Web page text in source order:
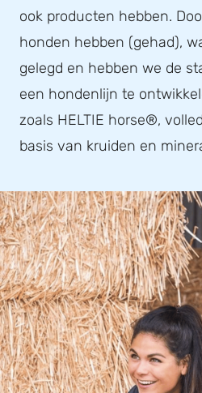
ook producten hebben.
honden hebben (gehad),
gelegd en hebben we de
een hondenlijn te
zoals HELTIE horse®,
basis van kruiden en